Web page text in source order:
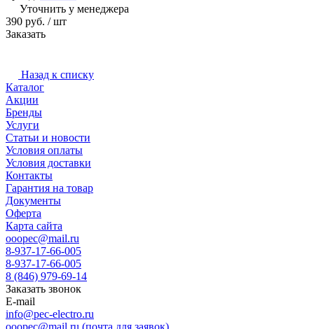
Уточнить у менеджера
390 руб. / шт
Заказать
Назад к списку
Каталог
Акции
Бренды
Услуги
Статьи и новости
Условия оплаты
Условия доставки
Контакты
Гарантия на товар
Документы
Оферта
Карта сайта
ooopec@mail.ru
8-937-17-66-005
8-937-17-66-005
8 (846) 979-69-14
Заказать звонок
E-mail
info@pec-electro.ru
ooopec@mail.ru (почта для заявок)